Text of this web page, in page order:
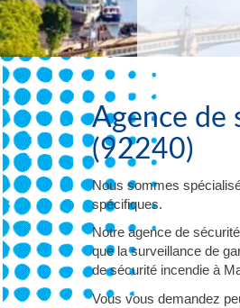
Agence de
(92240)
Nous sommes
spécifiques.
Notre agence de
que la surveillance de
de sécurité incendie à
Vous vous demandez